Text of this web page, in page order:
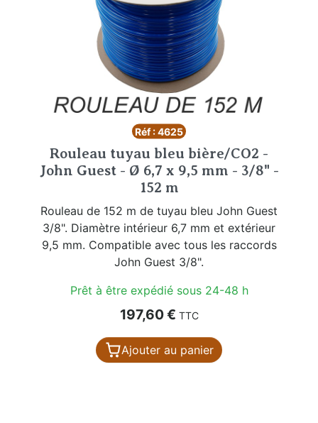
Réf : 4625
Rouleau tuyau bleu bière/CO2 -
John Guest - Ø 6,7 x 9,5 mm - 3/8" -
152 m
Rouleau de 152 m de tuyau bleu John Guest
3/8". Diamètre intérieur 6,7 mm et extérieur
9,5 mm. Compatible avec tous les raccords
John Guest 3/8".
Prêt à être expédié sous 24-48 h
Prix
197,60 € TTC
Ajouter au panier